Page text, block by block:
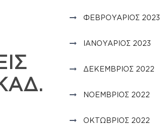
ΦΕΒΡΟΥΆΡΙΟΣ 2023
ΙΑΝΟΥΆΡΙΟΣ 2023
ΔΕΚΈΜΒΡΙΟΣ 2022
ΝΟΈΜΒΡΙΟΣ 2022
ΟΚΤΏΒΡΙΟΣ 2022